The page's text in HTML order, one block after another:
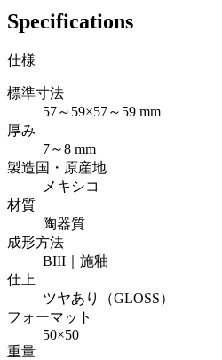
Specifications
仕様
標準寸法
57～59×57～59 mm
厚み
7～8 mm
製造国・原産地
メキシコ
材質
陶器質
成形方法
BIII｜施釉
仕上
ツヤあり（GLOSS）
フォーマット
50×50
重量